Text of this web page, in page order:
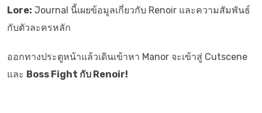
Lore: Journal นี้เผยข้อมูลเกี่ยวกับ Renoir และความสัมพันธ์
กับตัวละครหลัก
ออกทางประตูหน้าแล้วเดินเข้าหา Manor จะเข้าสู่ Cutscene
และ Boss Fight กับ Renoir!